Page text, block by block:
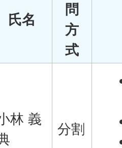
氏名
問
方
式
林 義
分割